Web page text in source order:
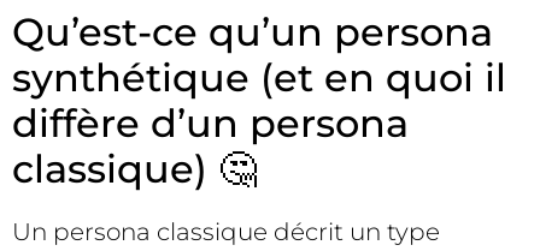
Qu’est-ce qu’un persona
synthétique (et en quoi il
diffère d’un persona
classique) 🤔
Un persona classique décrit un type